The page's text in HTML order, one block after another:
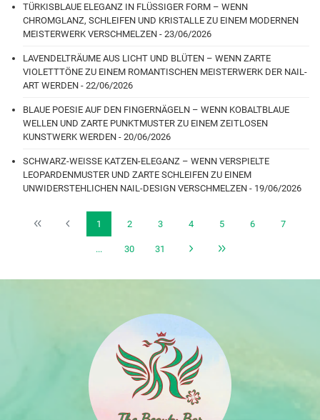
TÜRKISBLAUE ELEGANZ IN FLÜSSIGER FORM – WENN
CHROMGLANZ, SCHLEIFEN UND KRISTALLE ZU EINEM MODERNEN
MEISTERWERK VERSCHMELZEN - 23/06/2026
LAVENDELTRÄUME AUS LICHT UND BLÜTEN – WENN ZARTE
VIOLETTTÖNE ZU EINEM ROMANTISCHEN MEISTERWERK DER NAIL-
ART WERDEN - 22/06/2026
BLAUE POESIE AUF DEN FINGERNÄGELN – WENN KOBALTBLAUE
WELLEN UND ZARTE PUNKTMUSTER ZU EINEM ZEITLOSEN
KUNSTWERK WERDEN - 20/06/2026
SCHWARZ-WEISSE KATZEN-ELEGANZ – WENN VERSPIELTE
LEOPARDENMUSTER UND ZARTE SCHLEIFEN ZU EINEM
UNWIDERSTEHLICHEN NAIL-DESIGN VERSCHMELZEN - 19/06/2026
1 2 3 4 5 6 7
... 30 31